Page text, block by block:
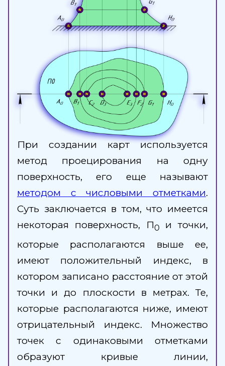
При создании карт используется
метод проецирования на одну
поверхность, его еще называют
методом с числовыми отметками.
Суть заключается в том, что имеется
некоторая поверхность, П0
и точки,
которые располагаются выше ее,
имеют положительный индекс, в
котором записано расстояние от этой
точки и до плоскости в метрах. Те,
которые располагаются ниже, имеют
отрицательный индекс. Множество
точек с одинаковыми отметками
образуют кривые линии,